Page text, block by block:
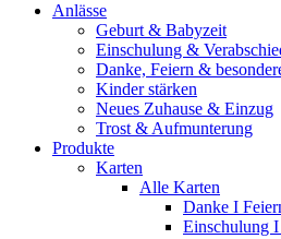
Anlässe
Geburt & Babyzeit
Einschulung &
Danke, Feiern &
Kinder stärken
Neues Zuhause & Einzug
Trost & Aufmunterung
Produkte
Karten
Alle Karten
Danke I
Einschulung